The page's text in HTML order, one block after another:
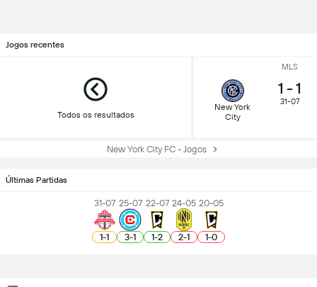
Jogos recentes
Todos os resultados
MLS
New York
City
1 - 1
31-07
New York City FC - Jogos
Últimas Partidas
31-07
1-1
25-07
3-1
22-07
1-2
24-05
2-1
20-05
1-0